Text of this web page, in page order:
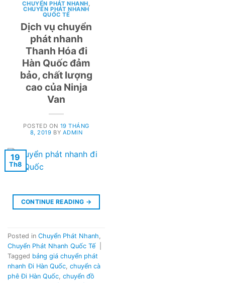
CHUYỂN PHÁT NHANH,
CHUYỂN PHÁT NHANH
QUỐC TẾ
Dịch vụ chuyển
phát nhanh
Thanh Hóa đi
Hàn Quốc đảm
bảo, chất lượng
cao của Ninja
Van
POSTED ON 19 THÁNG
8, 2019 BY ADMIN
19
Th8
CONTINUE READING →
Posted in Chuyển Phát Nhanh,
Chuyển Phát Nhanh Quốc Tế
Tagged bảng giá chuyển phát
nhanh Đi Hàn Quốc, chuyển cà
phê Đi Hàn Quốc, chuyển đồ